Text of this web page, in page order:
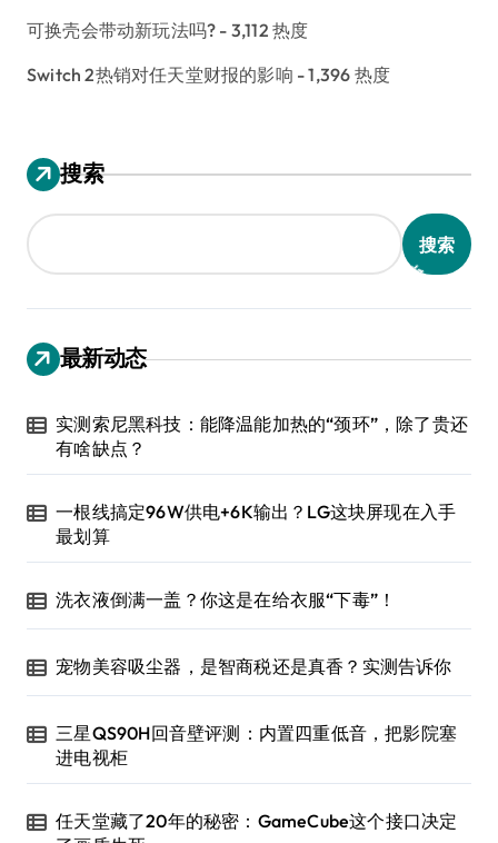
可换壳会带动新玩法吗? - 3,112 热度
Switch 2热销对任天堂财报的影响 - 1,396 热度
搜索
搜索
最新动态
实测索尼黑科技：能降温能加热的“颈环”，除了贵还
有啥缺点？
一根线搞定96W供电+6K输出？LG这块屏现在入手
最划算
洗衣液倒满一盖？你这是在给衣服“下毒”！
宠物美容吸尘器，是智商税还是真香？实测告诉你
三星QS90H回音壁评测：内置四重低音，把影院塞
进电视柜
任天堂藏了20年的秘密：GameCube这个接口决定